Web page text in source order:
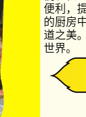
便利，
的厨房
道之美
世界。